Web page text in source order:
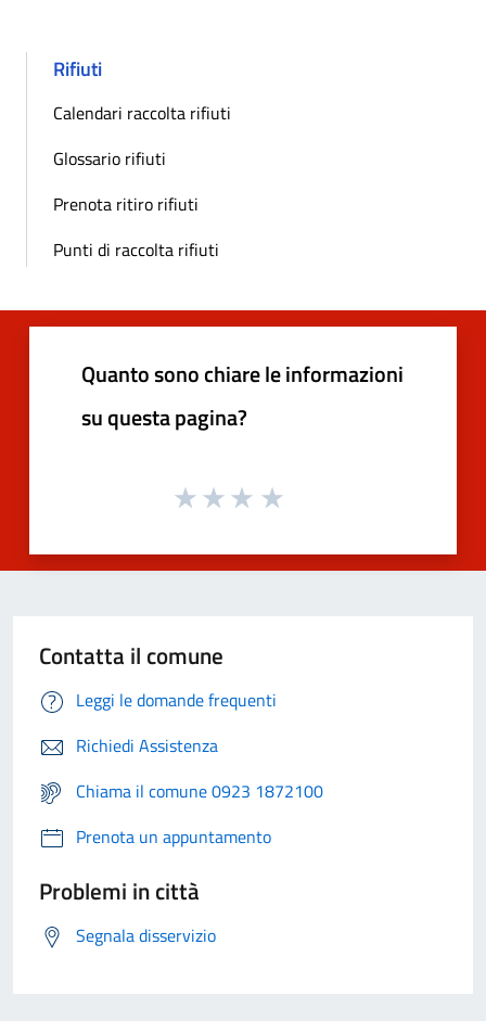
Rifiuti
Calendari raccolta rifiuti
Glossario rifiuti
Prenota ritiro rifiuti
Punti di raccolta rifiuti
Quanto sono chiare le informazioni
su questa pagina?
Contatta il comune
Leggi le domande frequenti
Richiedi Assistenza
Chiama il comune 0923 1872100
Prenota un appuntamento
Problemi in città
Segnala disservizio